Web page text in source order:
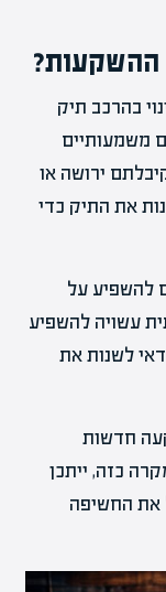
ההשקעות?
בהרכב תיק
משמעותיים
ירושה או
את התיק כדי
להשפיע על
עשויה להשפיע
לשנות את
חדשות
כזה, ייתכן
את החשיפה